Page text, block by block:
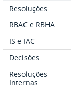
Resoluções
RBAC e RBHA
IS e IAC
Decisões
Resoluções
Internas